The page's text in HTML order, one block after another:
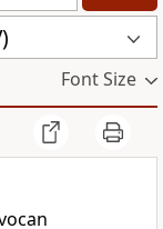
Font Size